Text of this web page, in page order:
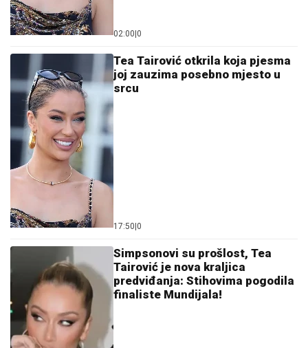
02:00 0
Tea Tairović otkrila koja pjesma
joj zauzima posebno mjesto u
srcu
17:50 0
Simpsonovi su prošlost, Tea
Tairović je nova kraljica
predviđanja: Stihovima pogodila
finaliste Mundijala!